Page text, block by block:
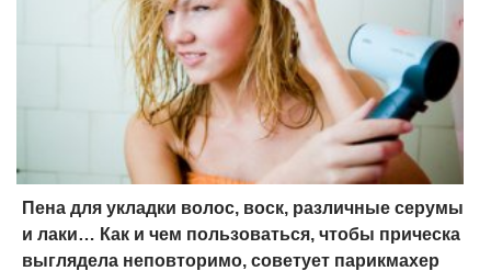
Пена для укладки волос, воск, различные серумы
и лаки… Как и чем пользоваться, чтобы прическа
выглядела неповторимо, советует парикмахер